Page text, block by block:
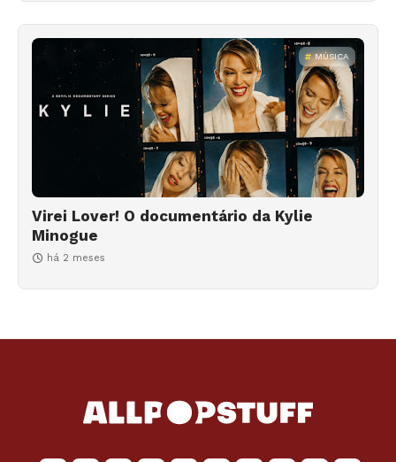
MÚSICA
Virei Lover! O documentário da Kylie
Minogue
há 2 meses